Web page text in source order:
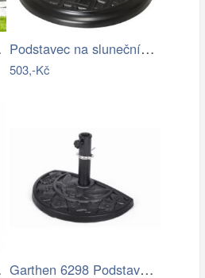
Podstavec na slunečník, kulatý, 15 kg
503,-Kč
Garthen 6298 Podstavec pro půlkulaté…